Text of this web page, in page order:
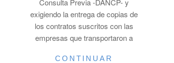
Consulta Previa -DANCP- y
exigiendo la entrega de copias de
los contratos suscritos con las
empresas que transportaron a
CONTINUAR